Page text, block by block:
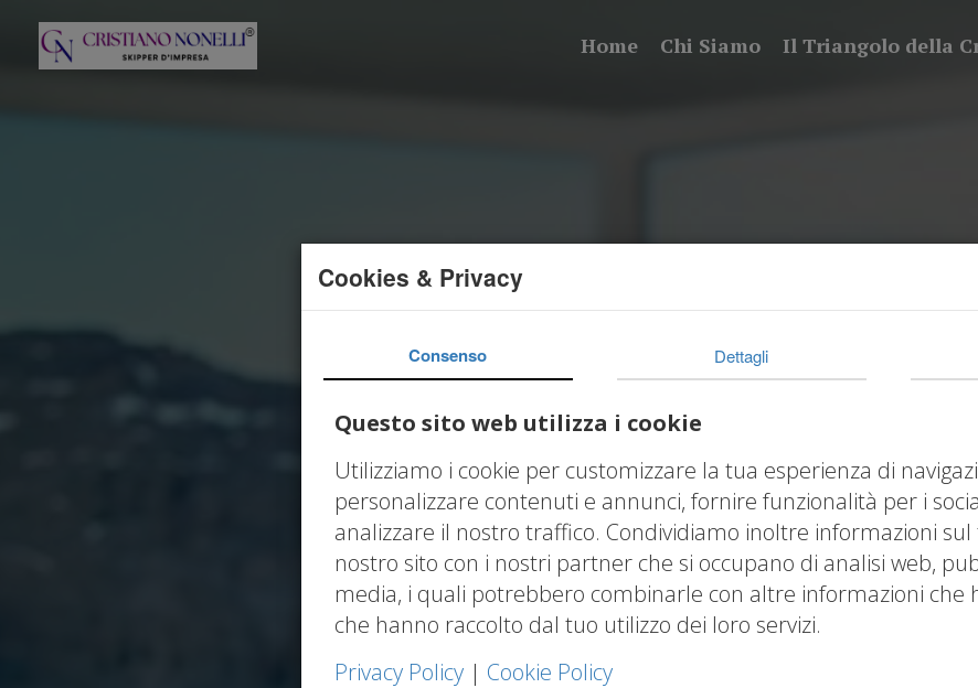
Home Chi Siamo Il Triangolo della
Cookies & Privacy
Consenso Dettagli
Questo sito web utilizza i cookie
Utilizziamo i cookie per customizzare la tua esperienza di
personalizzare contenuti e annunci, fornire funzionalità per i
analizzare il nostro traffico. Condividiamo inoltre informazioni
nostro sito con i nostri partner che si occupano di analisi web,
media, i quali potrebbero combinarle con altre informazioni che
che hanno raccolto dal tuo utilizzo dei loro servizi.
Privacy Policy | Cookie Policy